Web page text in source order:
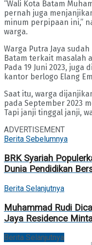
“Wali Kota Batam
pernah juga
minum perpipaan ini,”
warga.
Warga Putra Jaya
Batam terkait masalah
Pada 19 Juni 2023,
kantor berlogo Elang
Saat itu, warga
pada September 2023
Tapi janji tinggal janji,
ADVERTISEMENT
Berita Sebelumnya
BRK Syariah
Dunia Pendidikan
Berita Selanjutnya
Muhammad Rudi
Jaya Residence
Berita Selanjutnya